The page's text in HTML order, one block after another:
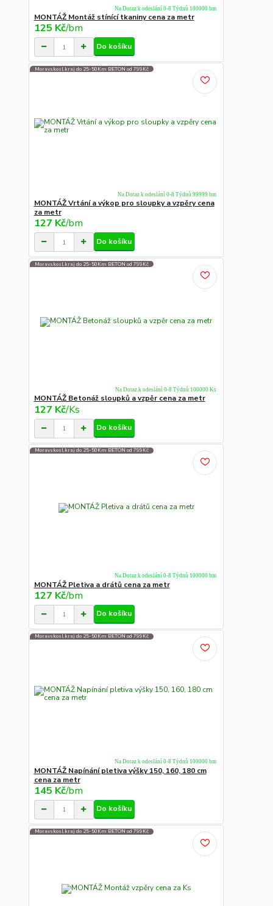
MONTÁŽ Montáž stínící tkaniny cena za metr
125 Kč/bm
Na Dotaz k odeslání 0-8 Týdnů 100000 bm
Do košíku
Moravskosl.kraj do 25-50Km BETON od 799Kč
MONTÁŽ Vrtání a výkop pro sloupky a vzpěry cena
za metr
127 Kč/bm
Na Dotaz k odeslání 0-8 Týdnů 99999 bm
Do košíku
Moravskosl.kraj do 25-50Km BETON od 799Kč
MONTÁŽ Betonáž sloupků a vzpěr cena za metr
127 Kč/Ks
Na Dotaz k odeslání 0-8 Týdnů 100000 Ks
Do košíku
Moravskosl.kraj do 25-50Km BETON od 799Kč
MONTÁŽ Pletiva a drátů cena za metr
127 Kč/bm
Na Dotaz k odeslání 0-8 Týdnů 100000 bm
Do košíku
Moravskosl.kraj do 25-50Km BETON od 799Kč
MONTÁŽ Napínání pletiva výšky 150, 160, 180 cm
cena za metr
145 Kč/bm
Na Dotaz k odeslání 0-8 Týdnů 100000 bm
Do košíku
Moravskosl.kraj do 25-50Km BETON od 799Kč